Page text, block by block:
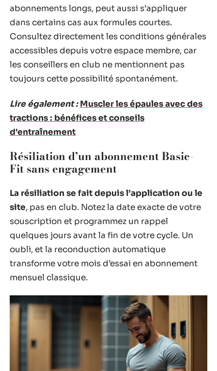
abonnements longs, peut aussi s’appliquer
dans certains cas aux formules courtes.
Consultez directement les conditions générales
accessibles depuis votre espace membre, car
les conseillers en club ne mentionnent pas
toujours cette possibilité spontanément.
Lire également : Muscler les épaules avec des
tractions : bénéfices et conseils
d'entraînement
Résiliation d’un abonnement Basic-
Fit sans engagement
La résiliation se fait depuis l’application ou le
site, pas en club. Notez la date exacte de votre
souscription et programmez un rappel
quelques jours avant la fin de votre cycle. Un
oubli, et la reconduction automatique
transforme votre mois d’essai en abonnement
mensuel classique.